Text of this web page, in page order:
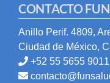
CONTACTO
Anillo Perif. 4809,
Ciudad de México,
+52 55 5655 9011